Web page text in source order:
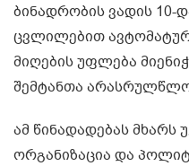
ბინადრობის ვადის 10-
ცვლილებით
მიღების უფლება
შემტანთა
ამ წინადადებას მხარს
ორგანიზაცია და